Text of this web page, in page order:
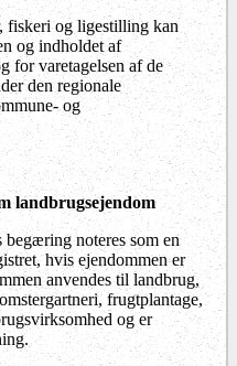
fiskeri og ligestilling kan
og indholdet af
for varetagelsen af de
den regionale
og
landbrugsejendom
begæring noteres som en
hvis ejendommen er
anvendes til landbrug,
frugtplantage,
og er